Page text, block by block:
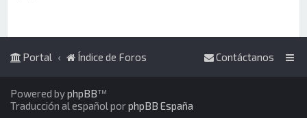
Portal Índice de Foros Contáctanos
Powered byphpBB™
Traducción al español porphpBB España